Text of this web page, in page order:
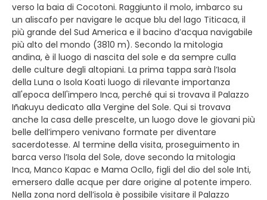
verso la baia di Cocotoni. Raggiunto il molo, imbarco su
un aliscafo per navigare le acque blu del lago Titicaca, il
più grande del Sud America e il bacino d’acqua navigabile
più alto del mondo (3810 m). Secondo la mitologia
andina, è il luogo di nascita del sole e da sempre culla
delle culture degli altopiani. La prima tappa sarà l’Isola
della Luna o Isola Koati luogo di rilevante importanza
all'epoca dell'impero Inca, perché qui si trovava il Palazzo
Iñakuyu dedicato alla Vergine del Sole. Qui si trovava
anche la casa delle prescelte, un luogo dove le giovani più
belle dell’impero venivano formate per diventare
sacerdotesse. Al termine della visita, proseguimento in
barca verso l’Isola del Sole, dove secondo la mitologia
Inca, Manco Kapac e Mama Ocllo, figli del dio del sole Inti,
emersero dalle acque per dare origine al potente impero.
Nella zona nord dell’isola è possibile visitare il Palazzo